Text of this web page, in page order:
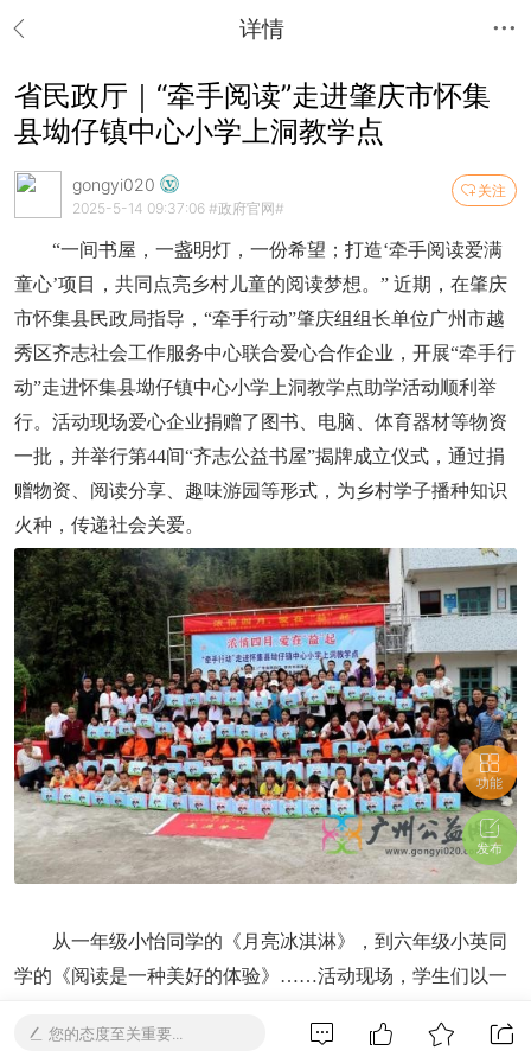
详情
省民政厅｜“牵手阅读”走进肇庆市怀集
县坳仔镇中心小学上洞教学点
关注
gongyi020
2025-5-14 09:37:06 #政府官网#
“一间书屋，一盏明灯，一份希望；打造‘牵手阅读爱满
童心’项目，共同点亮乡村儿童的阅读梦想。” 近期，在肇庆
市怀集县民政局指导，“牵手行动”肇庆组组长单位广州市越
秀区齐志社会工作服务中心联合爱心合作企业，开展“牵手行
动”走进怀集县坳仔镇中心小学上洞教学点助学活动顺利举
行。活动现场爱心企业捐赠了图书、电脑、体育器材等物资
一批，并举行第44间“齐志公益书屋”揭牌成立仪式，通过捐
赠物资、阅读分享、趣味游园等形式，为乡村学子播种知识
火种，传递社会关爱。
从一年级小怡同学的《月亮冰淇淋》，到六年级小英同
学的《阅读是一种美好的体验》……活动现场，学生们以一
世界的向往。爱心企业代表为6名分享者颁发《阅读宝盒》
您的态度至关重要...
功能
发布